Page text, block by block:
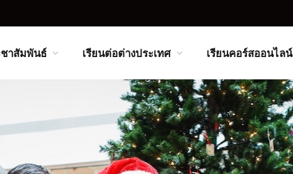
าสัมพันธ์ เรียนต่อต่างประเทศ เรียนคอร์สออนไลน์